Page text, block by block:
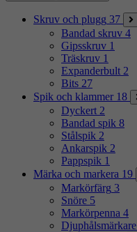
Skruv och plugg 37
Bandad skruv 4
Gipsskruv 1
Träskruv 1
Expanderbult 2
Bits 27
Spik och klammer 18
Dyckert 2
Bandad spik 8
Stålspik 2
Ankarspik 2
Pappspik 1
Märka och markera 19
Markörfärg 3
Snöre 5
Markörpenna 4
Djuphålsmärkare